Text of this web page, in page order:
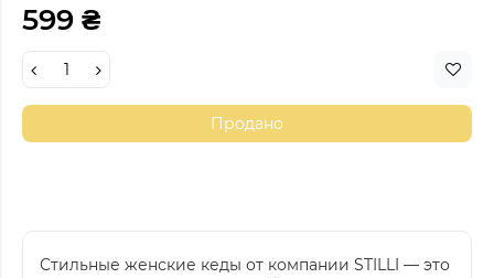
599 ₴
Продано
Стильные женские кеды от компании STILLI — это